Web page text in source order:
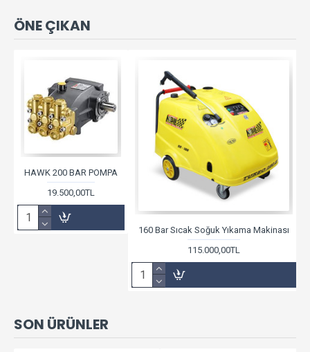
ÖNE ÇIKAN
HAWK 200 BAR POMPA
19.500,00TL
160 Bar Sıcak Soğuk Yıkama Makinası
115.000,00TL
SON ÜRÜNLER